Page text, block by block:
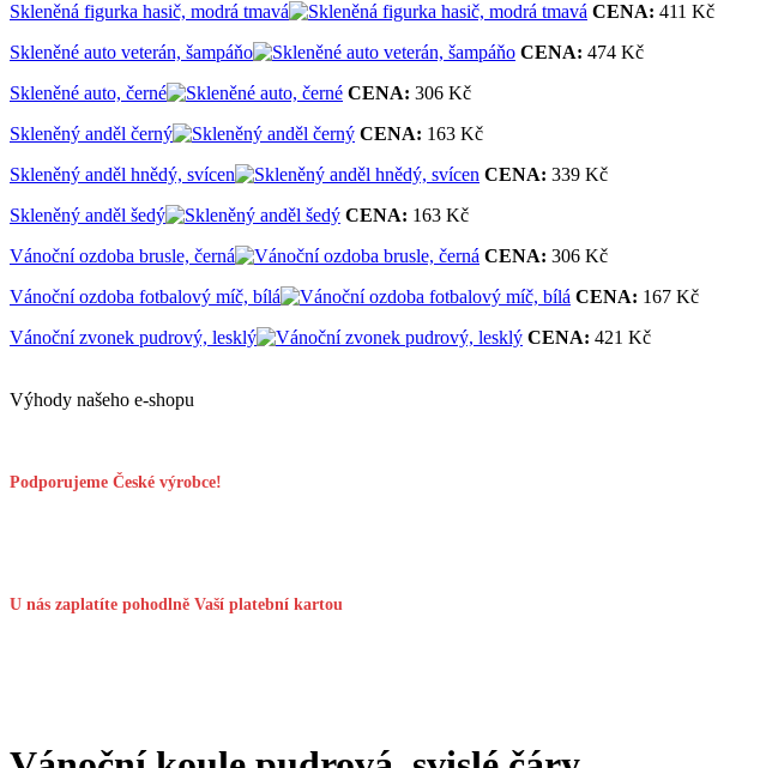
Skleněná figurka hasič, modrá tmavá
CENA: 411 Kč
Skleněné auto veterán, šampáňo
CENA: 474 Kč
Skleněné auto, černé
CENA: 306 Kč
Skleněný anděl černý
CENA: 163 Kč
Skleněný anděl hnědý, svícen
CENA: 339 Kč
Skleněný anděl šedý
CENA: 163 Kč
Vánoční ozdoba brusle, černá
CENA: 306 Kč
Vánoční ozdoba fotbalový míč, bílá
CENA: 167 Kč
Vánoční zvonek pudrový, lesklý
CENA: 421 Kč
Výhody našeho e-shopu
Podporujeme České výrobce!
U nás zaplatíte pohodlně Vaší platební kartou